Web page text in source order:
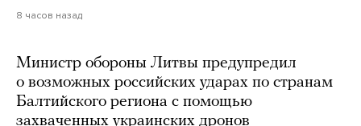
8 часов назад
Министр обороны Литвы предупредил
о возможных российских ударах по странам
Балтийского региона с помощью
захваченных украинских дронов